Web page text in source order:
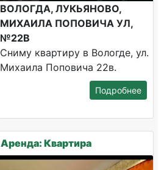
ВОЛОГДА, ЛУКЬЯНОВО,
МИХАИЛА ПОПОВИЧА УЛ,
№22В
Сниму квартиру в Вологде, ул.
Михаила Поповича 22в.
Подробнее
Аренда: Квартира